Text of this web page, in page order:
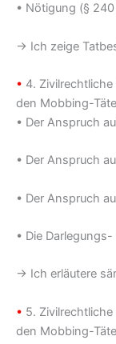
• Nötigung (§ 240
→ Ich zeige
• 4.
den Mobbing-
• Der Anspruch
• Der Anspruch
• Der Anspruch
• Die
→ Ich erläutere
• 5.
den Mobbing-